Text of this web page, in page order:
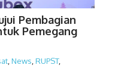
Pembagian
Pemegang
News RUPST,